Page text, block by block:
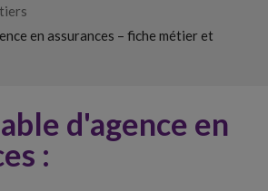
en assurances – fiche métier et
d'agence en
: